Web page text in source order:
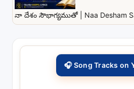
నా దేశం సౌభాగ్యముతో | Naa Desham
🎧 Song Tracks on